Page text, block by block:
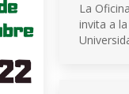
La
invita a